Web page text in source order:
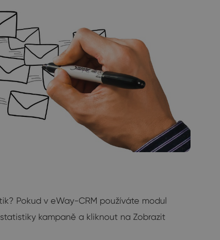
Pokud v eWay-CRM používáte modul
kampaně a kliknout na Zobrazit